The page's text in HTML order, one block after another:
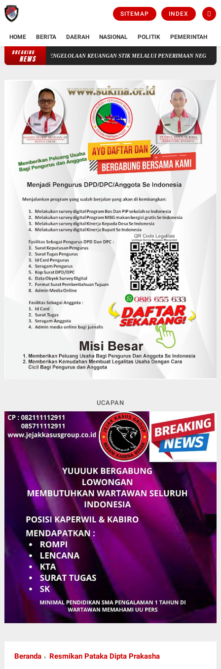
SITEMAP INDEX
HOME BERITA DAERAH NASIONAL POLITIK PEMERINTAH
BREAKING
NEWS KEUANGAN STIK MELALUI PENERIMAAN NEGERA BUKAN
UCAPAN
Beranda Resmikan Pataka Dipta Prakasha